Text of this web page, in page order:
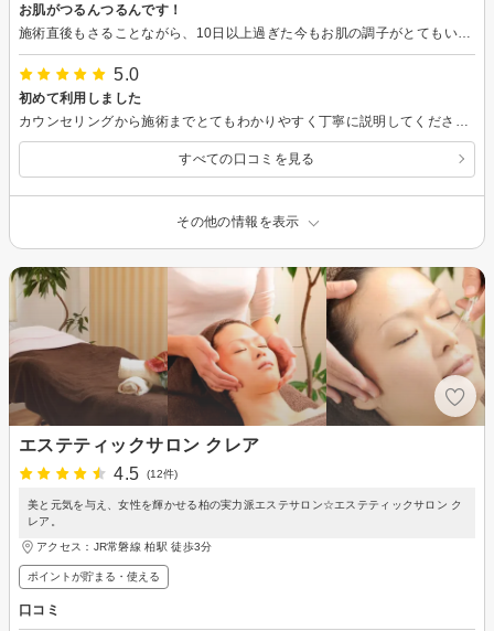
お肌がつるんつるんです！
施術直後もさることながら、10日以上過ぎた今もお肌の調子がとてもいいです。メイクする時も、ですが、メイク落としで肌を触るのが気持ちいいです。 サロンの雰囲気もよかったですし、追加メニューの無理なゴリ押し等なくて、不愉快な思いを全くしませんでした。
5.0
初めて利用しました
すべての口コミを見る
その他の情報を表示
エステティックサロン クレア
4.5
(12件)
美と元気を与え、女性を輝かせる柏の実力派エステサロン☆エステティックサロン ク
レア。
アクセス：JR常磐線 柏駅 徒歩3分
ポイントが貯まる・使える
口コミ